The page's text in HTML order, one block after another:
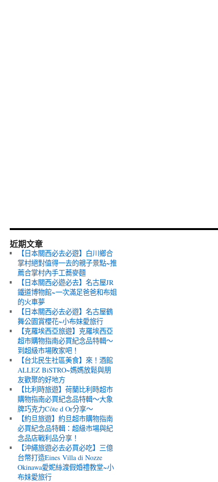
近期文章
【日本關西必去必遊】白川鄉合
掌村絕對值得一去的親子景點~推
薦合掌村內手工蕎麥麵
【日本關西必遊必去】名古屋JR
鐵道博物館~一次滿足爸爸和布姐
的火車夢
【日本關西必去必遊】名古屋鶴
舞公園賞櫻花~小布妹愛旅行
【克羅埃西亞旅遊】克羅埃西亞
超市購物指南必買紀念品特輯～
到超級市場敗家吧！
【台北民生社區美食】來！酒館
ALLEZ BiSTRO~媽媽放鬆與朋
友歡聚的好地方
【比利時旅遊】荷蘭比利時超市
購物指南必買紀念品特輯～大象
牌巧克力Côte d Or分享～
【約旦旅遊】約旦超市購物指南
必買紀念品特輯：超級市場與紀
念品店戰利品分享！
【沖繩旅遊必去必買必吃】三億
台幣打造Eines Villa di Nozze
Okinawa愛妮絲渡假婚禮教堂~小
布妹愛旅行